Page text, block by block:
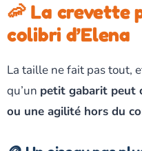
🦐 La crevette
colibri d’Elena
La taille ne fait pas tout,
qu’un petit gabarit peut
ou une agilité hors du